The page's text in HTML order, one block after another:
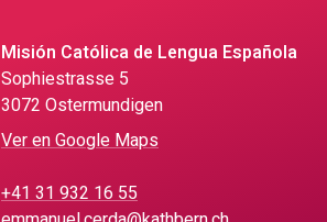
Misión Católica de Lengua Española
Sophiestrasse 5
3072 Ostermundigen
Ver en Google Maps
+41 31 932 16 55